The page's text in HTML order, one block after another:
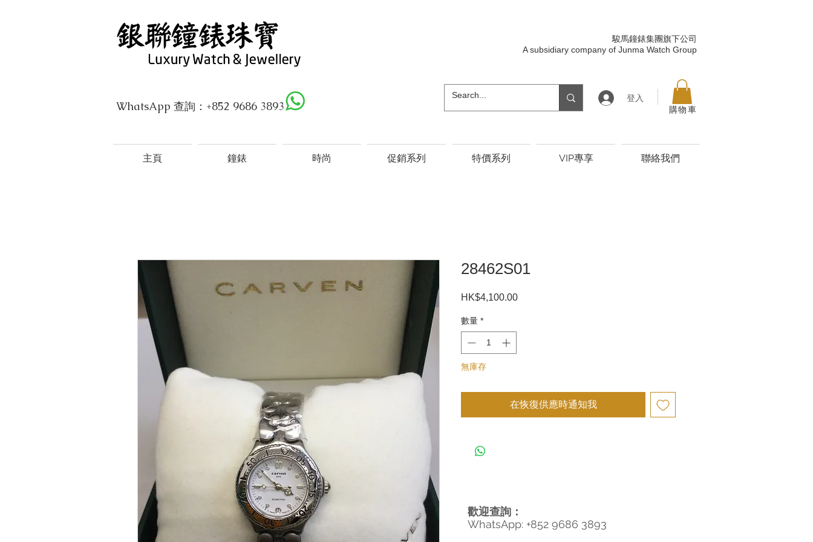
WhatsApp 查詢：+852 9686 3893
駿馬鐘錶集團旗下公司
A subsidiary company of Junma Watch Group
登入
購物車
主頁 鐘錶 時尚 促銷系列 特價系列 VIP專享 聯絡我們
28462S01
HK$4,100.00價
數量 *
無庫存
在恢復供應時通知我
歡迎查詢：
WhatsApp: +852 9686 3893